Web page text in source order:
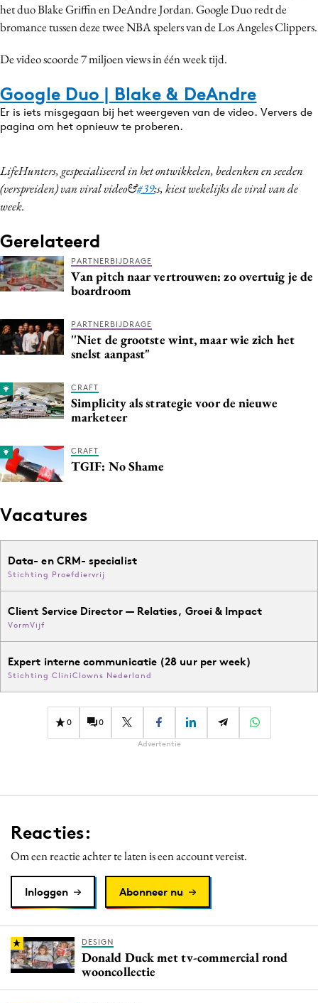
Customer Experience
Data & Insights
Design
Diversiteit
Effectiviteit
Influencer marketing
Interne communicatie
Martech
Merkstrategie
PR
Programmatic
Reputatie & crisis
het duo Blake Griffin en DeAndre Jordan. Google Duo redt de
bromance tussen deze twee NBA spelers van de Los Angeles Clippers.
De video scoorde 7 miljoen views in één week tijd.
Google Duo | Blake & DeAndre
Er is iets misgegaan bij het weergeven van de video. Ververs de
pagina om het opnieuw te proberen.
LifeHunters, gespecialiseerd in het ontwikkelen, bedenken en seeden
(verspreiden) van viral video&#39;s, kiest wekelijks de viral van de
week.
Gerelateerd
PARTNERBIJDRAGE
Van pitch naar vertrouwen: zo overtuig je de
boardroom
PARTNERBIJDRAGE
''Niet de grootste wint, maar wie zich het
snelst aanpast"
CRAFT
Simplicity als strategie voor de nieuwe
marketeer
CRAFT
TGIF: No Shame
Vacatures
Data- en CRM- specialist
Stichting Proefdiervrij
Client Service Director — Relaties, Groei & Impact
VormVijf
Expert interne communicatie (28 uur per week)
Stichting CliniClowns Nederland
0 0
Advertentie
Reacties:
Om een reactie achter te laten is een account vereist.
Inloggen Abonneer nu
DESIGN
Donald Duck met tv-commercial rond
wooncollectie